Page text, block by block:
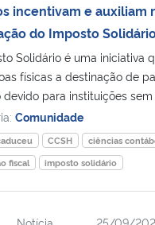
incentivam e auxiliam
do Imposto
Solidário é uma iniciativa
físicas a destinação de
devido para instituições sem
Comunidade
CCSH
ciências
fiscal
imposto solidário
Notícia 25/09/